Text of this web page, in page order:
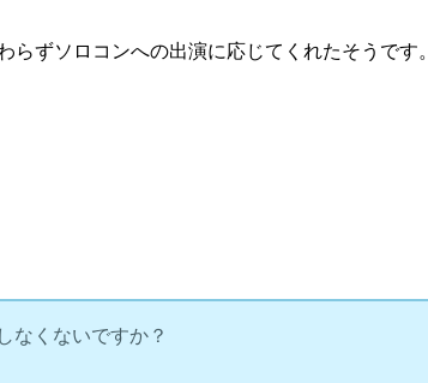
らずソロコンへの出演に応じてくれたそうです。
なくないですか？